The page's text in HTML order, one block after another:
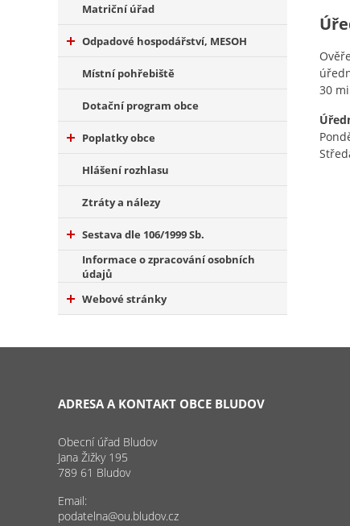
Matriční úřad
Odpadové hospodářství, MESOH
Místní pohřebiště
Dotační program obce
Poplatky obce
Hlášení rozhlasu
Ztráty a nálezy
Sestava dle 106/1999 Sb.
Informace o zpracování osobních
údajů
Webové stránky
30
ADRESA A KONTAKT OBCE BLUDOV
Obecní úřad Bludov
Jana Žižky 195
789 61 Bludov
Email:
podatelna@ou.bludov.cz